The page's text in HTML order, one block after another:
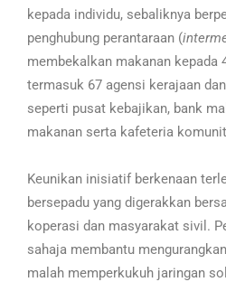
kepada individu, sebaliknya
penghubung perantaraan (
membekalkan makanan kepada
termasuk 67 agensi kerajaan
seperti pusat kebajikan, bank
makanan serta kafeteria
Keunikan inisiatif berkenaan
bersepadu yang digerakkan
koperasi dan masyarakat sivil.
sahaja membantu
malah memperkukuh jaringan